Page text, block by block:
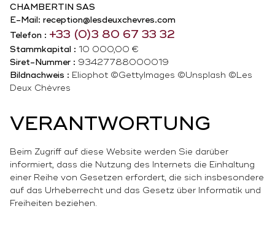
CHAMBERTIN SAS
E-Mail: reception@lesdeuxchevres.com
Telefon : +33 (0)3 80 67 33 32
Stammkapital : 10 000,00 €
Siret-Nummer : 93427788000019
Bildnachweis : Eliophot ©GettyImages ©Unsplash ©Les
Deux Chèvres
VERANTWORTUNG
Beim Zugriff auf diese Website werden Sie darüber
informiert, dass die Nutzung des Internets die Einhaltung
einer Reihe von Gesetzen erfordert, die sich insbesondere
auf das Urheberrecht und das Gesetz über Informatik und
Freiheiten beziehen.